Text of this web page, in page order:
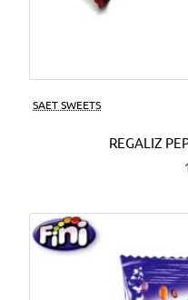
SAET SWEETS
REGALIZ